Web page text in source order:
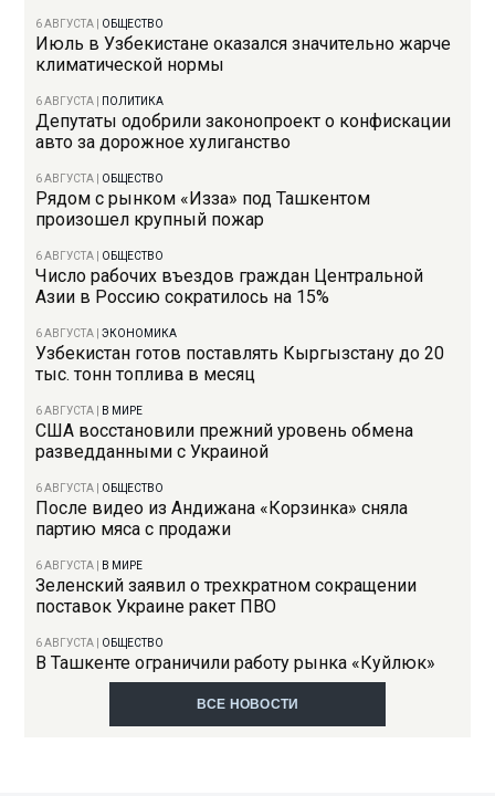
6 АВГУСТА ОБЩЕСТВО
Июль в Узбекистане оказался значительно жарче
климатической нормы
6 АВГУСТА ПОЛИТИКА
Депутаты одобрили законопроект о конфискации
авто за дорожное хулиганство
6 АВГУСТА ОБЩЕСТВО
Рядом с рынком «Изза» под Ташкентом
произошел крупный пожар
6 АВГУСТА ОБЩЕСТВО
Число рабочих въездов граждан Центральной
Азии в Россию сократилось на 15%
6 АВГУСТА |ЭКОНОМИКА
Узбекистан готов поставлять Кыргызстану до 20
тыс. тонн топлива в месяц
6 АВГУСТА В МИРЕ
США восстановили прежний уровень обмена
разведданными с Украиной
6 АВГУСТА ОБЩЕСТВО
После видео из Андижана «Корзинка» сняла
партию мяса с продажи
6 АВГУСТА В МИРЕ
Зеленский заявил о трехкратном сокращении
поставок Украине ракет ПВО
6 АВГУСТА ОБЩЕСТВО
В Ташкенте ограничили работу рынка «Куйлюк»
ВСЕ НОВОСТИ